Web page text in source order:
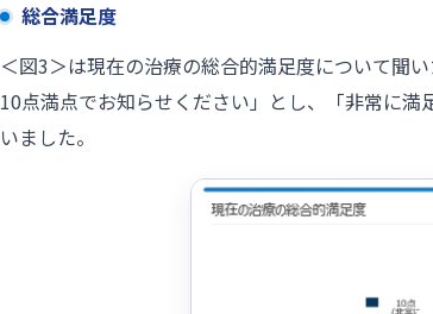
総合満足度
＜図3＞は現在の治療の総合的満足度について聞
10点満点でお知らせください」とし、「非常に
いました。